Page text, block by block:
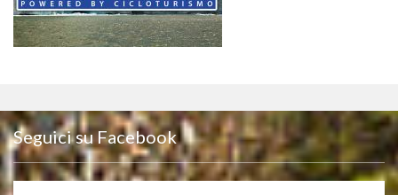
Seguici su Facebook